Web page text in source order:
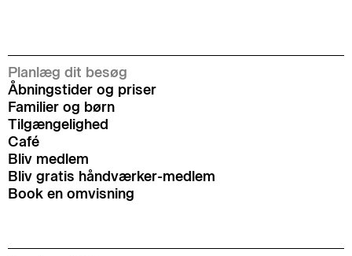
Planlæg dit besøg
Åbningstider og priser
Familier og børn
Tilgængelighed
Café
Bliv medlem
Bliv gratis håndværker-medlem
Book en omvisning